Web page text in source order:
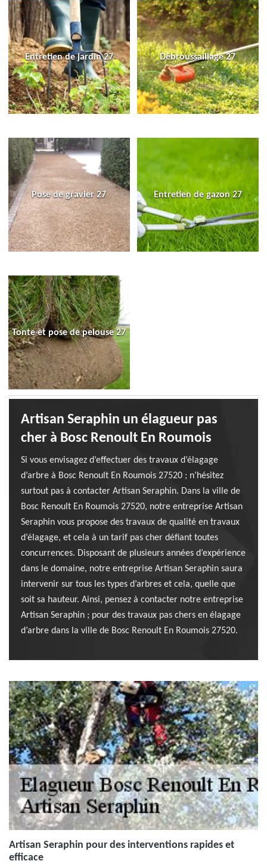
Entretien de jardin 27 Débroussaillage 27
Pose de gravier 27 Entretien de gazon 27
Tonte et pose de pelouse 27
Artisan Seraphin un élagueur pas
cher à Bosc Renoult En Roumois
Si vous envisagez d’effectuer des travaux d’élagage
d’arbre à Bosc Renoult En Roumois 27520 ; n’hésitez
surtout pas à contacter Artisan Seraphin. Dans la ville de
Bosc Renoult En Roumois 27520, notre entreprise Artisan
Seraphin vous propose des travaux de qualité en travaux
d’élagage, et cela à un tarif pas cher défiant toutes
concurrences. Disposant de plusieurs années d’expérience
dans le domaine, notre entreprise Artisan Seraphin saura
intervenir sur tous les types d’arbres et cela, quelle que
soit sa hauteur. Ainsi, pensez à contacter notre entreprise
Artisan Seraphin ; pour des travaux pas chers en élagage
d’arbre dans la ville de Bosc Renoult En Roumois 27520.
Artisan Seraphin pour des interventions rapides et
efficace